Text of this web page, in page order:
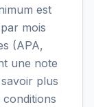
est
mois
(APA,
une note
plus